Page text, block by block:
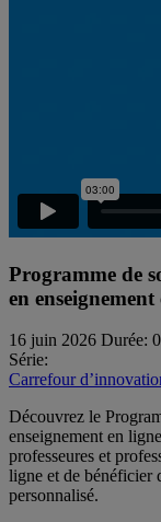
Programme de
en
16 juin 2026 Durée:
Série:
Carrefour
Découvrez le
enseignement en
professeures et
ligne et de bénéficier
personnalisé.